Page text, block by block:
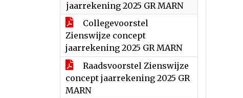
jaarrekening 2025 GR MARN
Collegevoorstel
Zienswijze concept
jaarrekening 2025 GR MARN
Raadsvoorstel Zienswijze
concept jaarrekening 2025 GR
MARN